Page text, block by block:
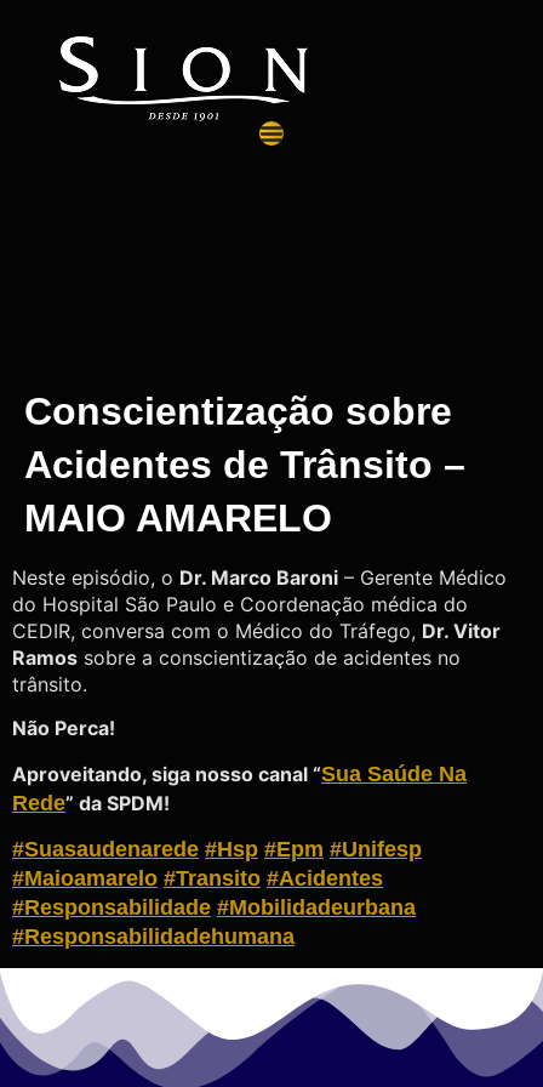
Conscientização sobre
Acidentes de Trânsito –
MAIO AMARELO
Neste episódio, o Dr. Marco Baroni – Gerente Médico
do Hospital São Paulo e Coordenação médica do
CEDIR, conversa com o Médico do Tráfego, Dr. Vitor
Ramos sobre a conscientização de acidentes no
trânsito.
Não Perca!
Aproveitando, siga nosso canal “Sua Saúde Na
Rede” da SPDM!
#suasaudenarede #hsp #epm #unifesp
#maioamarelo #transito #acidentes
#responsabilidade #mobilidadeurbana
#responsabilidadehumana